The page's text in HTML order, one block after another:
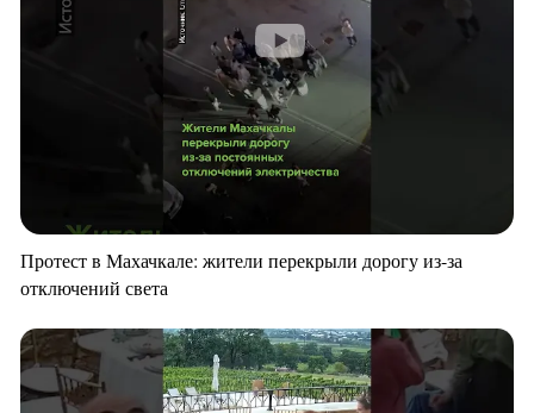
Протест в Махачкале: жители перекрыли дорогу из-за
отключений света